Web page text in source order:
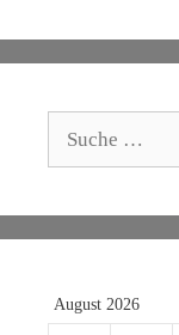
August 2026